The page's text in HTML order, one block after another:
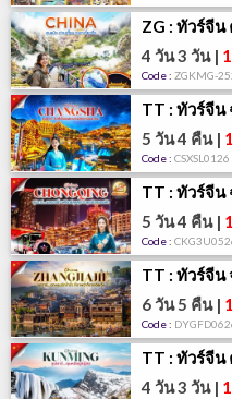
ZG : ทัวร์จีน
4 วัน 3 วัน|
Code : ZGKMG-
TT : ทัวร์จีน
5 วัน 4 คืน|
Code :
TT : ทัวร์จีน
5 วัน 4 คืน|
Code :
TT : ทัวร์จีน
6 วัน 5 คืน|
Code :
TT : ทัวร์จีน
4 วัน 3 วัน|